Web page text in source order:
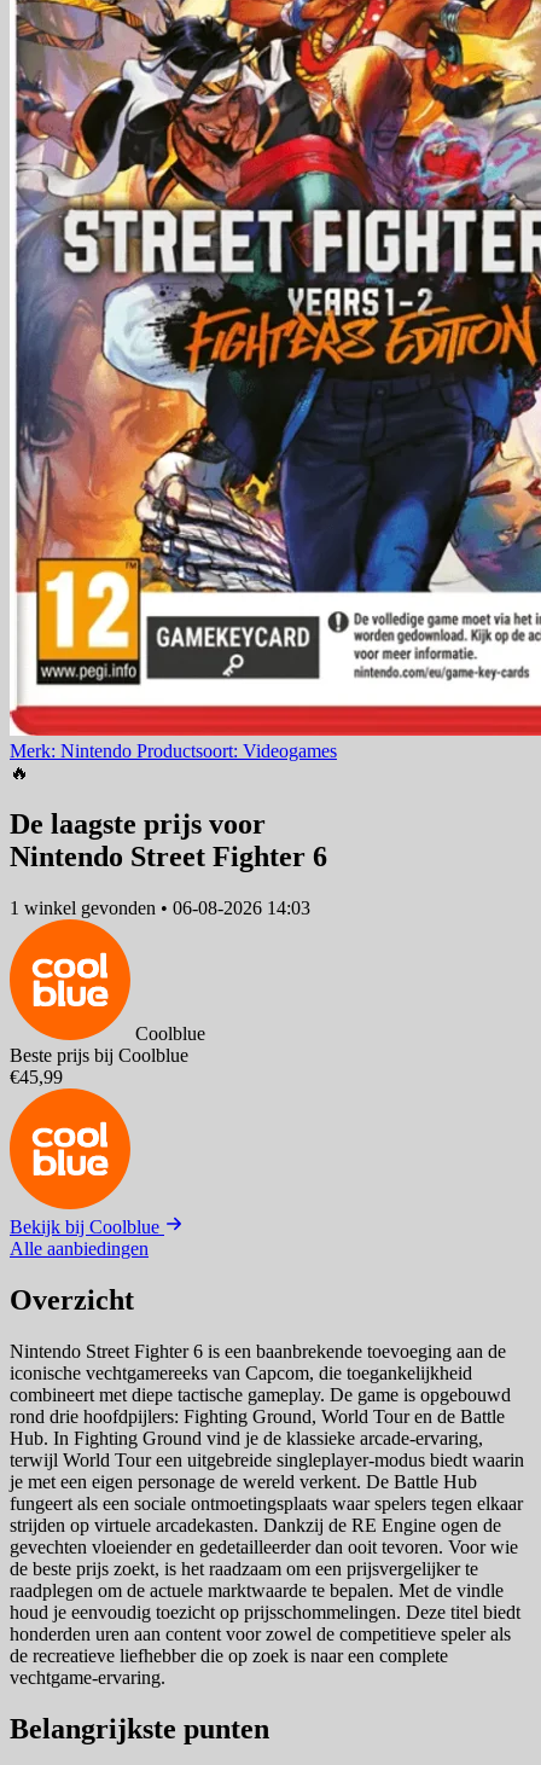
Merk: Nintendo Productsoort: Videogames
🔥
De laagste prijs voor
Nintendo Street Fighter 6
1 winkel gevonden • 06-08-2026 14:03
Coolblue
Beste prijs bij Coolblue
€45,99
Bekijk bij Coolblue
Alle aanbiedingen
Overzicht
Nintendo Street Fighter 6 is een baanbrekende toevoeging aan de
iconische vechtgamereeks van Capcom, die toegankelijkheid
combineert met diepe tactische gameplay. De game is opgebouwd
rond drie hoofdpijlers: Fighting Ground, World Tour en de Battle
Hub. In Fighting Ground vind je de klassieke arcade-ervaring,
terwijl World Tour een uitgebreide singleplayer-modus biedt waarin
je met een eigen personage de wereld verkent. De Battle Hub
fungeert als een sociale ontmoetingsplaats waar spelers tegen elkaar
strijden op virtuele arcadekasten. Dankzij de RE Engine ogen de
gevechten vloeiender en gedetailleerder dan ooit tevoren. Voor wie
de beste prijs zoekt, is het raadzaam om een prijsvergelijker te
raadplegen om de actuele marktwaarde te bepalen. Met de vindle
houd je eenvoudig toezicht op prijsschommelingen. Deze titel biedt
honderden uren aan content voor zowel de competitieve speler als
de recreatieve liefhebber die op zoek is naar een complete
vechtgame-ervaring.
Belangrijkste punten